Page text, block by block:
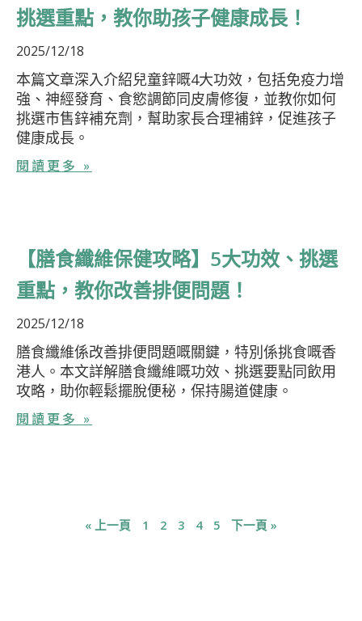
挑選重點，教你助孩子健康成長！
2025/12/18
本篇文章深入介紹兒童鋅嘅4大功效，包括免疫力增
強、神經發育、食慾調節同皮膚修復，並教你如何
挑選市售鋅補充劑，幫助家長合理補鋅，促進孩子
健康成長。
閱讀更多 »
【膳食纖維保健攻略】5大功效、挑選
重點，教你改善排便問題！
2025/12/18
膳食纖維係改善排便問題嘅關鍵，特別係挑食嘅香
港人。本文詳解膳食纖維嘅功效、挑選要點同飲用
攻略，助你輕鬆擺脫便秘，保持腸道健康。
閱讀更多 »
« 上一頁 1 2 3 4 5 下一頁 »